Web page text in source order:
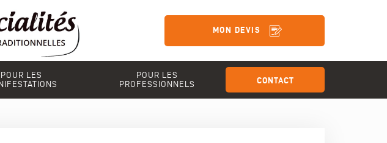
MON DEVIS
POUR LES
POUR LES
PROFESSIONNELS
CONTACT